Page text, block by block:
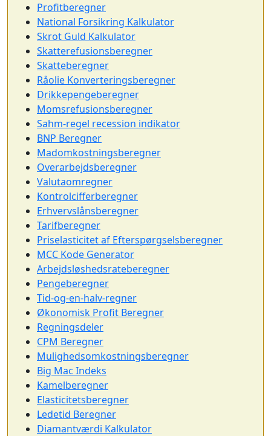
Profitberegner
National Forsikring Kalkulator
Skrot Guld Kalkulator
Skatterefusionsberegner
Skatteberegner
Råolie Konverteringsberegner
Drikkepengeberegner
Momsrefusionsberegner
Sahm-regel recession indikator
BNP Beregner
Madomkostningsberegner
Overarbejdsberegner
Valutaomregner
Kontrolcifferberegner
Erhvervslånsberegner
Tarifberegner
Priselasticitet af Efterspørgselsberegner
MCC Kode Generator
Arbejdsløshedsrateberegner
Pengeberegner
Tid-og-en-halv-regner
Økonomisk Profit Beregner
Regningsdeler
CPM Beregner
Mulighedsomkostningsberegner
Big Mac Indeks
Kamelberegner
Elasticitetsberegner
Ledetid Beregner
Diamantværdi Kalkulator